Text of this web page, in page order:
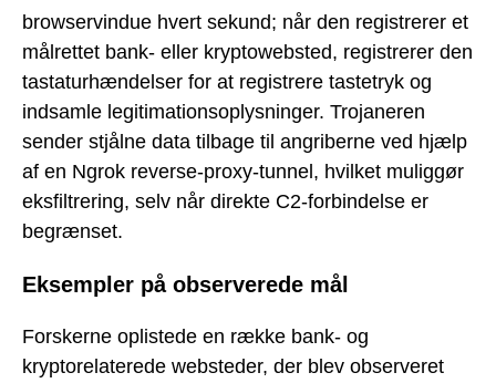
browservindue hvert sekund; når den registrerer et
målrettet bank- eller kryptowebsted, registrerer den
tastaturhændelser for at registrere tastetryk og
indsamle legitimationsoplysninger. Trojaneren
sender stjålne data tilbage til angriberne ved hjælp
af en Ngrok reverse-proxy-tunnel, hvilket muliggør
eksfiltrering, selv når direkte C2-forbindelse er
begrænset.
Eksempler på observerede mål
Forskerne oplistede en række bank- og
kryptorelaterede websteder, der blev observeret